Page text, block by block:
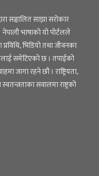
सञ्चालित साझा सरोकार
भाषाको यो पोर्टलले
भिडियो तथा जीवनका
समेटिएको छ । तपाईको
जागा रहने छौ । राष्ट्रियता,
सवालमा राष्ट्रको